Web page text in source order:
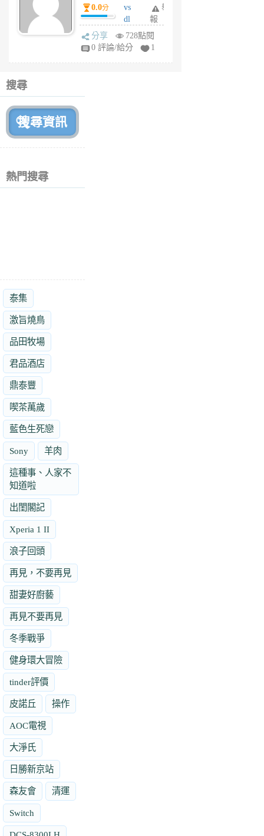
月
前
0.0分
vs
dl
sq
fy
舉
報
分享
728點閱
0 評論/給分
1
搜尋
熱門搜尋
泰集
激旨燒鳥
品田牧場
君品酒店
鼎泰豐
喫茶萬歲
藍色生死戀
Sony 羊肉
這種事、人家不
知道啦
出閨閣記
Xperia 1 II
浪子回頭
再見，不要再見
甜妻好廚藝
再見不要再見
冬季戰爭
健身環大冒險
tinder評價
皮諾丘 操作
AOC電視
大淨氏
日勝新京站
森友會 清運
Switch